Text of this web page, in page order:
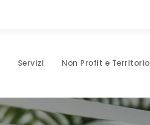
Servizi Non Profit e Territorio